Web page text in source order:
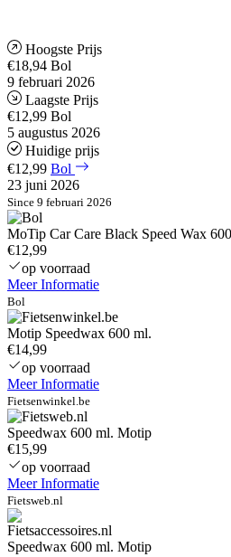
Hoogste Prijs
€18,94 Bol
9 februari 2026
Laagste Prijs
€12,99 Bol
5 augustus 2026
Huidige prijs
€12,99 Bol
23 juni 2026
Since 9 februari 2026
MoTip Car Care Black Speed Wax
€12,99
op voorraad
Meer Informatie
Bol
Motip Speedwax 600 ml.
€14,99
op voorraad
Meer Informatie
Fietsenwinkel.be
Speedwax 600 ml. Motip
€15,99
op voorraad
Meer Informatie
Fietsweb.nl
Speedwax 600 ml. Motip